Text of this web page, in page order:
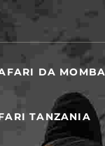
DA
TANZANIA